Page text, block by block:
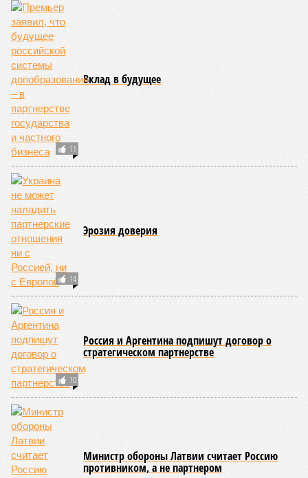
11
Вклад в будущее
14
Эрозия доверия
10
Россия и Аргентина подпишут договор о
стратегическом партнерстве
Министр обороны Латвии считает Россию
противником, а не партнером